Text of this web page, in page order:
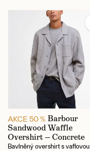
AKCE 50 % Barbour
Sandwood Waffle
Overshirt — Concrete
Bavlněný overshirt s vaflovou